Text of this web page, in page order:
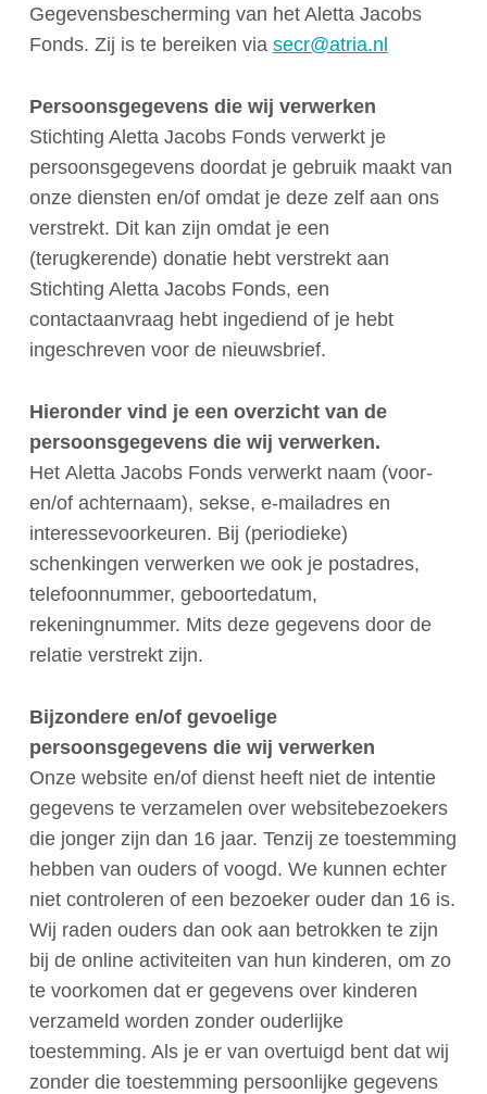
Gegevensbescherming van het Aletta Jacobs
Fonds. Zij is te bereiken via secr@atria.nl
Persoonsgegevens die wij verwerken
Stichting Aletta Jacobs Fonds verwerkt je
persoonsgegevens doordat je gebruik maakt van
onze diensten en/of omdat je deze zelf aan ons
verstrekt. Dit kan zijn omdat je een
(terugkerende) donatie hebt verstrekt aan
Stichting Aletta Jacobs Fonds, een
contactaanvraag hebt ingediend of je hebt
ingeschreven voor de nieuwsbrief.
Hieronder vind je een overzicht van de
persoonsgegevens die wij verwerken.
Het Aletta Jacobs Fonds verwerkt naam (voor-
en/of achternaam), sekse, e-mailadresen
interessevoorkeuren. Bij (periodieke)
schenkingen verwerken we ook je postadres,
telefoonnummer, geboortedatum,
rekeningnummer. Mits deze gegevens door de
relatie verstrekt zijn.
Bijzondere en/of gevoelige
persoonsgegevens die wij verwerken
Onze website en/of dienst heeft niet de intentie
gegevens te verzamelen over websitebezoekers
die jonger zijn dan 16 jaar. Tenzij ze toestemming
hebben van ouders of voogd. We kunnen echter
niet controleren of een bezoeker ouder dan 16 is.
Wij raden ouders dan ook aan betrokken te zijn
bij de online activiteiten van hun kinderen, om zo
te voorkomen dat er gegevens over kinderen
verzameld worden zonder ouderlijke
toestemming. Als je er van overtuigd bent dat wij
zonder die toestemming persoonlijke gegevens